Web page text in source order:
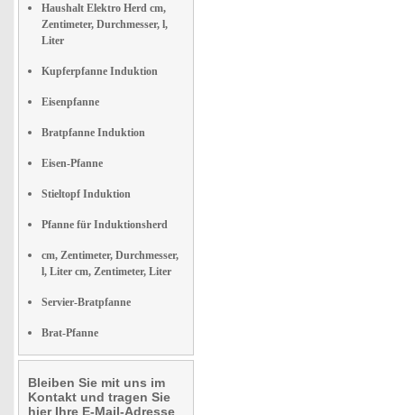
Haushalt Elektro Herd cm,
Zentimeter, Durchmesser, l,
Liter
Kupferpfanne Induktion
Eisenpfanne
Bratpfanne Induktion
Eisen-Pfanne
Stieltopf Induktion
Pfanne für Induktionsherd
cm, Zentimeter, Durchmesser,
l, Liter cm, Zentimeter, Liter
Servier-Bratpfanne
Brat-Pfanne
Bleiben Sie mit uns im
Kontakt und tragen Sie
hier Ihre E-Mail-Adresse